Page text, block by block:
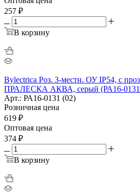
257 ₽
В корзину
Bylectrica Роз. 3-местн. ОУ IP54, с
ПРАЛЕСКА АКВА, серый (РА16-0131
Арт.: РА16-0131 (02)
Розничная цена
619 ₽
Оптовая цена
374 ₽
В корзину